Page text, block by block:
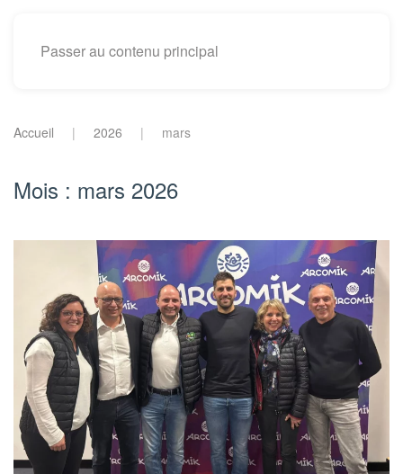
Passer au contenu principal
Accueil 2026 mars
Mois : mars 2026